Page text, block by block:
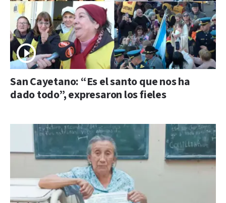
San Cayetano: “Es el santo que nos ha
dado todo”, expresaron los fieles